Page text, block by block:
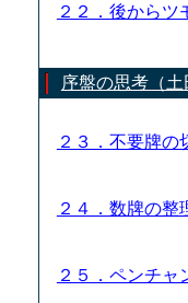
２２．後から
序盤の思考（土
２３．不要牌
２４．数牌の
２５．ペンチ